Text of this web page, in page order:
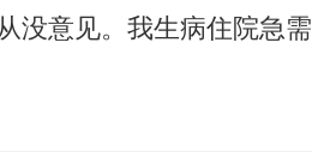
没意见。我生病住院急需